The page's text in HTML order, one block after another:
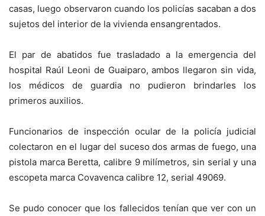
casas, luego observaron cuando los policías sacaban a dos
sujetos del interior de la vivienda ensangrentados.
El par de abatidos fue trasladado a la emergencia del
hospital Raúl Leoni de Guaiparo, ambos llegaron sin vida,
los médicos de guardia no pudieron brindarles los
primeros auxilios.
Funcionarios de inspección ocular de la policía judicial
colectaron en el lugar del suceso dos armas de fuego, una
pistola marca Beretta, calibre 9 milímetros, sin serial y una
escopeta marca Covavenca calibre 12, serial 49069.
Se pudo conocer que los fallecidos tenían que ver con un